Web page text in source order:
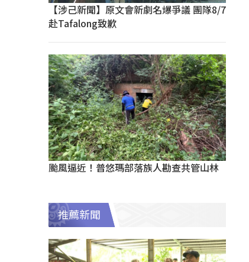
【涉己新聞】原文會新劇名爆爭議 團隊8/7
赴Tafalong致歉
颱風逼近！普悠瑪部落族人勘查共管山林
推薦新聞